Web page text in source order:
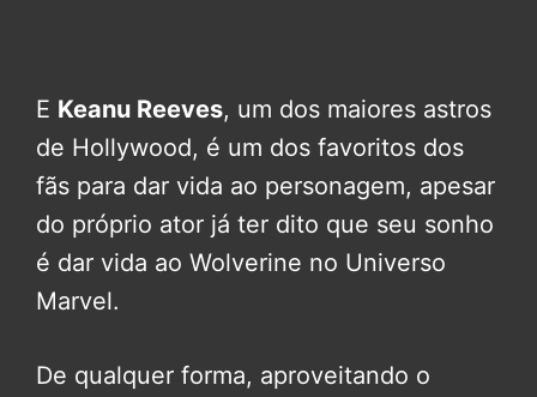
E Keanu Reeves, um dos maiores astros
de Hollywood, é um dos favoritos dos
fãs para dar vida ao personagem, apesar
do próprio ator já ter dito que seu sonho
é dar vida ao Wolverine no Universo
Marvel.
De qualquer forma, aproveitando o